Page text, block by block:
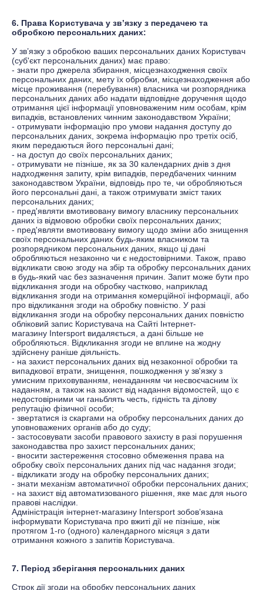
6. Права Користувача у зв’язку з передачею та
обробкою персональних даних:
У зв’язку з обробкою ваших персональних даних Користувач
(суб'єкт персональних даних) має право:
- знати про джерела збирання, місцезнаходження своїх
персональних даних, мету їх обробки, місцезнаходження або
місце проживання (перебування) власника чи розпорядника
персональних даних або надати відповідне доручення щодо
отримання цієї інформації уповноваженим ним особам, крім
випадків, встановлених чинним законодавством України;
- отримувати інформацію про умови надання доступу до
персональних даних, зокрема інформацію про третіх осіб,
яким передаються його персональні дані;
- на доступ до своїх персональних даних;
- отримувати не пізніше, як за 30 календарних днів з дня
надходження запиту, крім випадків, передбачених чинним
законодавством України, відповідь про те, чи обробляються
його персональні дані, а також отримувати зміст таких
персональних даних;
- пред'являти вмотивовану вимогу власнику персональних
даних із відмовою обробки своїх персональних даних;
- пред'являти вмотивовану вимогу щодо зміни або знищення
своїх персональних даних будь-яким власником та
розпорядником персональних даних, якщо ці дані
обробляються незаконно чи є недостовірними. Також, право
відкликати свою згоду на збір та обробку персональних даних
в будь-який час без зазначення причин. Запит може бути про
відкликання згоди на обробку частково, наприклад
відкликання згоди на отримання комерційної інформації, або
про відкликання згоди на обробку повністю. У разі
відкликання згоди на обробку персональних даних повністю
обліковий запис Користувача на Сайті Інтернет-
магазину Іntersport видаляється, а дані більше не
обробляються. Відкликання згоди не вплине на жодну
здійснену раніше діяльність.
- на захист персональних даних від незаконної обробки та
випадкової втрати, знищення, пошкодження у зв'язку з
умисним приховуванням, ненаданням чи несвоєчасним їх
наданням, а також на захист від надання відомостей, що є
недостовірними чи ганьблять честь, гідність та ділову
репутацію фізичної особи;
- звертатися із скаргами на обробку персональних даних до
уповноважених органів або до суду;
- застосовувати засоби правового захисту в разі порушення
законодавства про захист персональних даних;
- вносити застереження стосовно обмеження права на
обробку своїх персональних даних під час надання згоди;
- відкликати згоду на обробку персональних даних;
- знати механізм автоматичної обробки персональних даних;
- на захист від автоматизованого рішення, яке має для нього
правові наслідки.
Адміністрація інтернет-магазину Іntersport зобов’язана
інформувати Користувача про вжиті дії не пізніше, ніж
протягом 1-го (одного) календарного місяця з дати
отримання кожного з запитів Користувача.
7. Період зберігання персональних даних
Строк дії згоди на обробку персональних даних